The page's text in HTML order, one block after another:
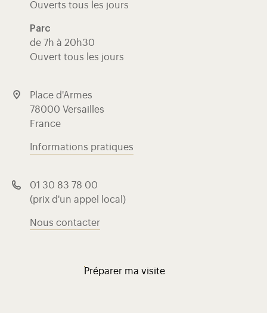
Ouverts tous les jours
Parc
de 7h à 20h30
Ouvert tous les jours
Place d'Armes
78000 Versailles
France
Informations pratiques
01 30 83 78 00
(prix d'un appel local)
Nous contacter
Préparer ma visite